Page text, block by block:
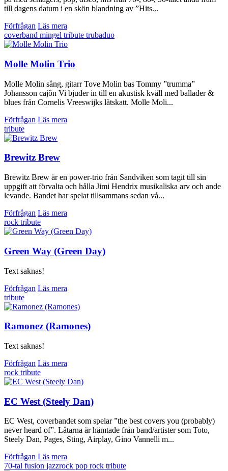
till dagens datum i en skön blandning av ”Hits...
Förfrågan Läs mera
coverband mingel tribute trubaduo
Molle Molin Trio
Molle Molin sång, gitarr Tove Molin bas Tommy ”trumma”
Johansson cajôn Vi bjuder in till en akustisk kväll med ballader &
blues från Cornelis Vreeswijks låtskatt. Molle Moli...
Förfrågan Läs mera
tribute
Brewitz Brew
Brewitz Brew är en power-trio från Sandviken som tagit till sin
uppgift att förvalta och hålla Jimi Hendrix musikaliska arv och ande
levande. Bandet har spelat tillsammans sedan vå...
Förfrågan Läs mera
rock tribute
Green Way (Green Day)
Text saknas!
Förfrågan Läs mera
tribute
Ramonez (Ramones)
Text saknas!
Förfrågan Läs mera
rock tribute
EC West (Steely Dan)
EC West, coverbandet som spelar ”the best covers you (probably)
never heard of”. Låtarna är hämtade från band/artister som Toto,
Steely Dan, Pages, Sting, Airplay, Gino Vannelli m...
Förfrågan Läs mera
70-tal fusion jazzrock pop rock tribute